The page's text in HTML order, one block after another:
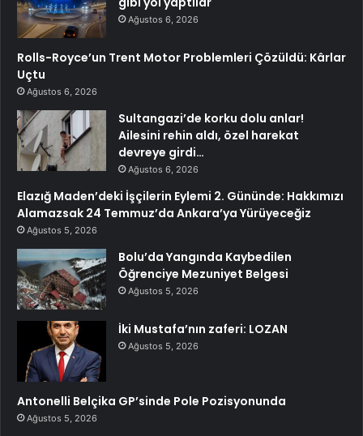
Ağustos 6, 2026
Rolls-Royce’un Trent Motor Problemleri Çözüldü: Kârlar
Uçtu
Ağustos 6, 2026
Sultangazi’de korku dolu anlar!
Ailesini rehin aldı, özel harekat
devreye girdi…
Ağustos 6, 2026
Elazığ Maden’deki İşçilerin Eylemi 2. Gününde: Hakkımızı
Alamazsak 24 Temmuz’da Ankara’ya Yürüyeceğiz
Ağustos 5, 2026
Bolu’da Yangında Kaybedilen
Öğrenciye Mezuniyet Belgesi
Ağustos 5, 2026
İki Mustafa’nın zaferi: LOZAN
Ağustos 5, 2026
Antonelli Belçika GP’sinde Pole Pozisyonunda
Ağustos 5, 2026